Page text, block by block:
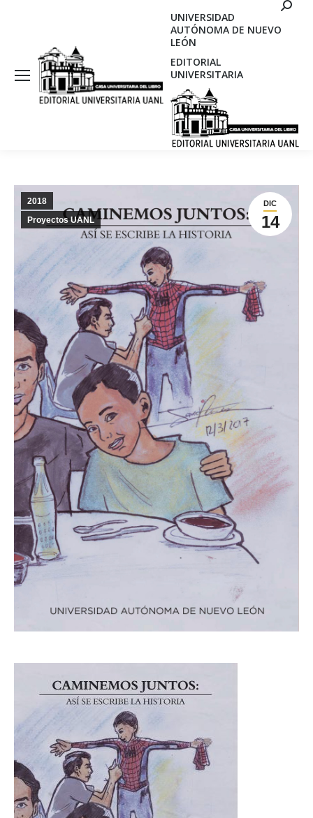
UNIVERSIDAD
AUTÓNOMA DE NUEVO
LEÓN
EDITORIAL
UNIVERSITARIA
DIC
14
2018
Proyectos UANL